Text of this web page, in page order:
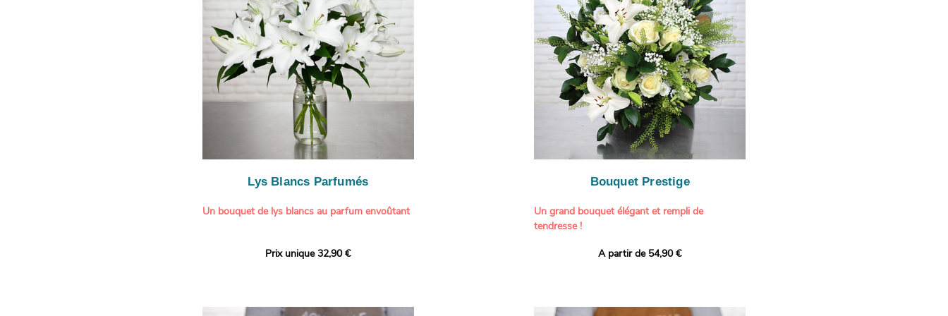
- Gâter un proche pour son anniversaire
- Célébrer une occasion spéciale
- Faire plaisir à un amateur d'art et de peinture
- Exprimer une atmosphère méditerranéenne et
colorée dans votre intérieur.
Tableau : Paul Signac,Vue de Saint-Tropez,
coucher de soleil au bois de pins, 1888
Crédits photo :classicpaintings / Alamy Stock
particulière à un proche.
Il contient :
- Des hortensias colorés (les couleurs peuvent
varier selon l’arrivage)
- Des fleurs à grosse tête, au charme intemporel
À offrir pour :
- Célébrer un anniversaire
- Remercier avec panache
- Apporter une touche florale à une maison de
Lys Blancs Parfumés
Un bouquet de lys blancs au parfum envoûtant
élégante composition de lys blancs signée
Prix unique 32,90 €
Bouquet Prestige
Un grand bouquet élégant et rempli de
tendresse !
Offrez un instant de douceur avec ce bouquet
A partir de 54,90 €